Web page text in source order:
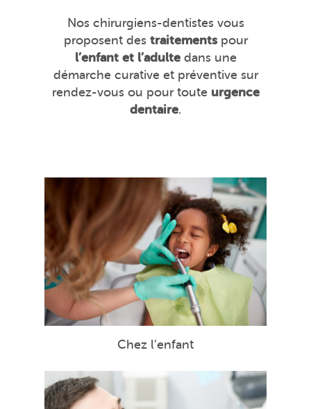
Nos chirurgiens-dentistes vous
proposent des traitementspour
l’enfant et l’adultedans une
démarche curative et préventive sur
rendez-vous ou pour toute urgence
dentaire.
Chez l’enfant